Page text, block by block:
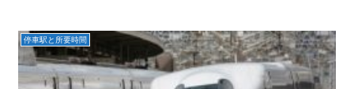
停車駅と所要時間